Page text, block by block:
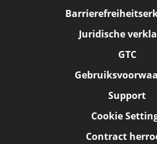
Juridische
GTC
Support
Cookie
Contract